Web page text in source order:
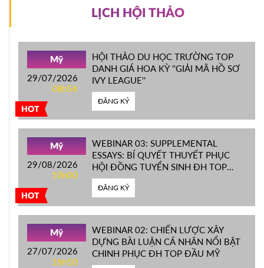
LỊCH HỘI THẢO
HOT
Mỹ
29/07/2026
08h54
HỘI THẢO DU HỌC TRƯỜNG TOP
DANH GIÁ HOA KỲ ''GIẢI MÃ HỒ SƠ
IVY LEAGUE''
ĐĂNG KÝ
HOT
Mỹ
29/08/2026
10h00
WEBINAR 03: SUPPLEMENTAL
ESSAYS: BÍ QUYẾT THUYẾT PHỤC
HỘI ĐỒNG TUYỂN SINH ĐH TOP
ĐẦU MỸ
ĐĂNG KÝ
Mỹ
27/07/2026
16h10
WEBINAR 02: CHIẾN LƯỢC XÂY
DỰNG BÀI LUẬN CÁ NHÂN NỔI BẬT
CHINH PHỤC ĐH TOP ĐẦU MỸ